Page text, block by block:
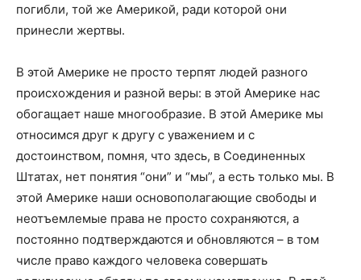
погибли, той же Америкой, ради которой они
принесли жертвы.
В этой Америке не просто терпят людей разного
происхождения и разной веры: в этой Америке нас
обогащает наше многообразие. В этой Америке мы
относимся друг к другу с уважением и с
достоинством, помня, что здесь, в Соединенных
Штатах, нет понятия “они” и “мы”, а есть только мы. В
этой Америке наши основополагающие свободы и
неотъемлемые права не просто сохраняются, а
постоянно подтверждаются и обновляются – в том
числе право каждого человека совершать